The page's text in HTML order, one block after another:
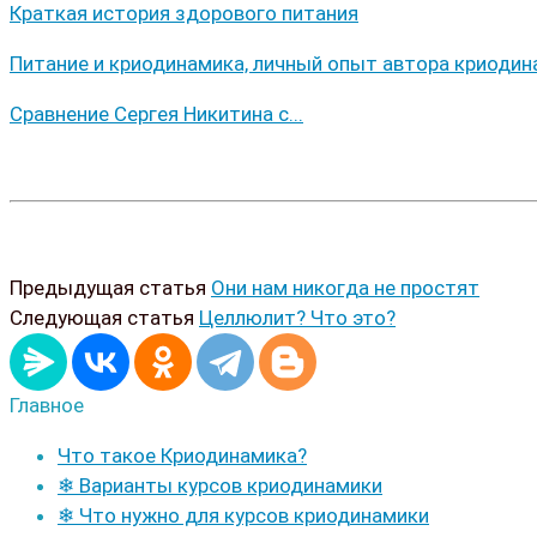
Краткая история здорового питания
Питание и криодинамика, личный опыт автора
Сравнение Сергея Никитина с...
Предыдущая статья Они нам никогда не простят
Следующая статья Целлюлит? Что это?
Главное
Что такое Криодинамика?
❄ Варианты курсов криодинамики
❄ Что нужно для курсов криодинамики